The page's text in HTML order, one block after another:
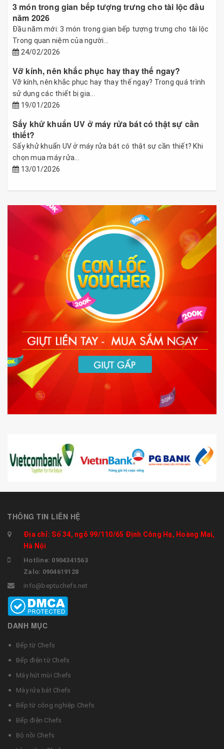
3 món trong gian bếp tượng trưng cho tài lộc đầu
năm 2026
Đầu năm mới: 3 món trong gian bếp tượng trưng cho tài lộc
Trong quan niệm của người...
24/02/2026
Vỡ kính, nên khắc phục hay thay thế ngay?
Vỡ kính, nên khắc phục hay thay thế ngay? Trong quá trình
sử dụng các thiết bị gia...
19/01/2026
Sấy khử khuẩn UV ở máy rửa bát có thật sự cần
thiết?
Sấy khử khuẩn UV ở máy rửa bát có thật sự cần thiết? Khi
chọn mua máy rửa...
13/01/2026
THÔNG TIN LIÊN HỆ
Địa chỉ: Số 34, ngõ 99/110/65 Định Công Hạ, Hoàng Mai,
Hà Nội
Hotline: 0904341563
Zalo: 0904619128
info@beptuchefs.net
DANH MỤC
Bếp từ Chefs
Bếp điện từ Chefs
Máy hút mùi Chefs
Máy rửa bát Chefs
Bếp từ công nghiệp Chefs
Bếp điện Chefs
Bộ nồi Chefs